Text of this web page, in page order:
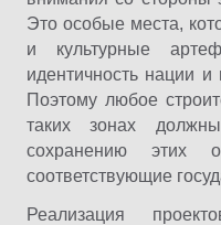
Это особые места,
и культурные
идентичность нации
Поэтому любое
таких зонах
сохранению этих
соответствующие
Реализация